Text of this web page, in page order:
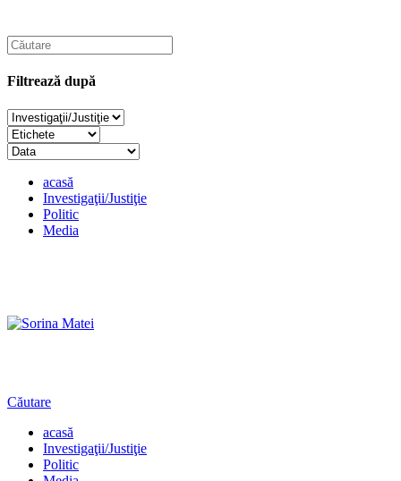
Filtrează după
acasă
Investigaţii/Justiţie
Politic
Media
Căutare
acasă
Investigaţii/Justiţie
Politic